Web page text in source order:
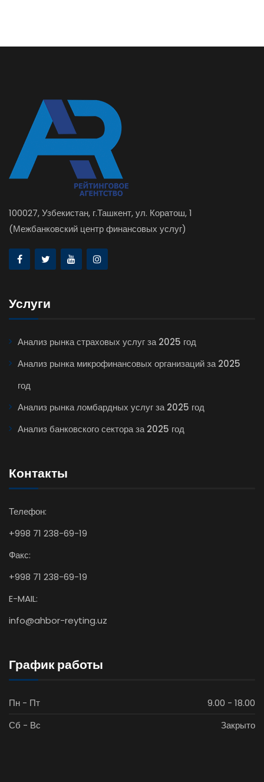
100027, Узбекистан, г.Ташкент, ул. Коратош, 1
(Межбанковский центр финансовых услуг)
Услуги
Анализ рынка страховых услуг за 2025 год
Анализ рынка микрофинансовых организаций за 2025
год
Анализ рынка ломбардных услуг за 2025 год
Анализ банковского сектора за 2025 год
Контакты
Телефон:
+998 71 238-69-19
Факс:
+998 71 238-69-19
E-MAIL:
info@ahbor-reyting.uz
График работы
Пн - Пт
9.00 - 18.00
Сб - Вс
Закрыто